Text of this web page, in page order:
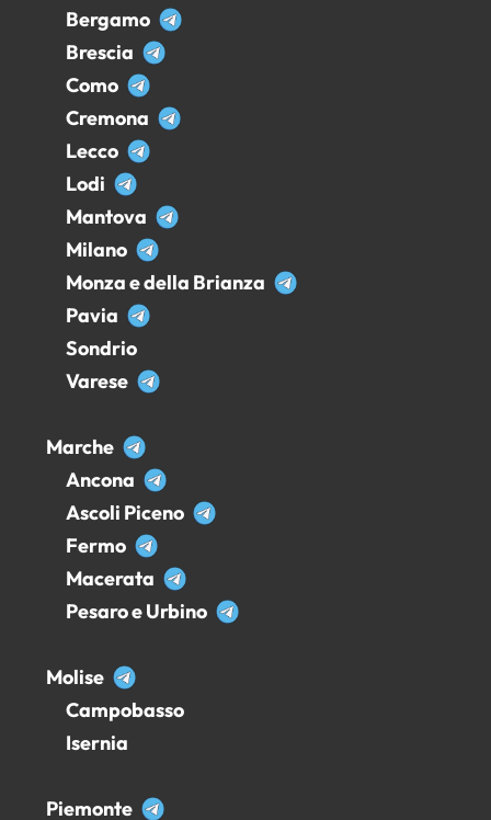
Bergamo
Brescia
Como
Cremona
Lecco
Lodi
Mantova
Milano
Monza e della Brianza
Pavia
Sondrio
Varese
Marche
Ancona
Ascoli Piceno
Fermo
Macerata
Pesaro e Urbino
Molise
Campobasso
Isernia
Piemonte